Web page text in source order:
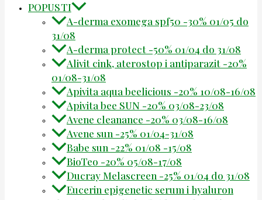
POPUSTI
A-derma exomega spf50 -30% 01/05 do
31/08
A-derma protect -50% 01/04 do 31/08
Alivit cink, aterostop i antiparazit -20%
01/08-31/08
Apivita aqua beelicious -20% 10/08-16/08
Apivita bee SUN -20% 03/08-23/08
Avene cleanance -20% 03/08-16/08
Avene sun -25% 01/04-31/08
Babe sun -22% 01/08 -15/08
BioTeo -20% 05/08-17/08
Ducray Melascreen -25% 01/04 do 31/08
Eucerin epigenetic serum i hyaluron